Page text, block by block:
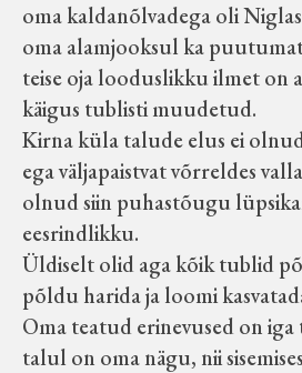
oma kaldanõlvadega oli
oma alamjooksul ka
teise oja looduslikku ilmet on
käigus tublisti muudetud.
Kirna küla talude elus ei
ega väljapaistvat võrreldes
olnud siin puhastõugu
eesrindlikku.
Üldiselt olid aga kõik tublid
põldu harida ja loomi
Oma teatud erinevused on
talul on oma nägu, nii